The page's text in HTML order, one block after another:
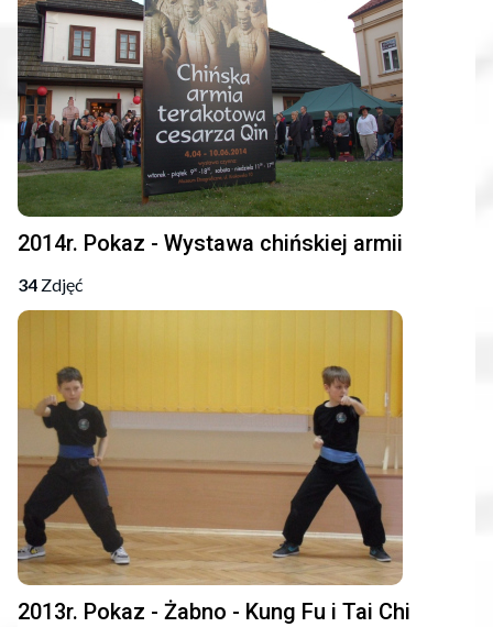
2014r. Pokaz - Wystawa chińskiej armii
34 Zdjęć
2013r. Pokaz - Żabno - Kung Fu i Tai Chi